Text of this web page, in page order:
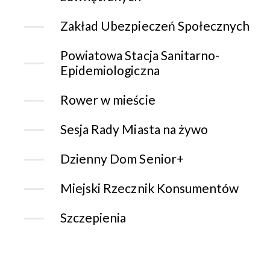
Zakład Ubezpieczeń Społecznych
Powiatowa Stacja Sanitarno-
Epidemiologiczna
Rower w mieście
Sesja Rady Miasta na żywo
Dzienny Dom Senior+
Miejski Rzecznik Konsumentów
Szczepienia